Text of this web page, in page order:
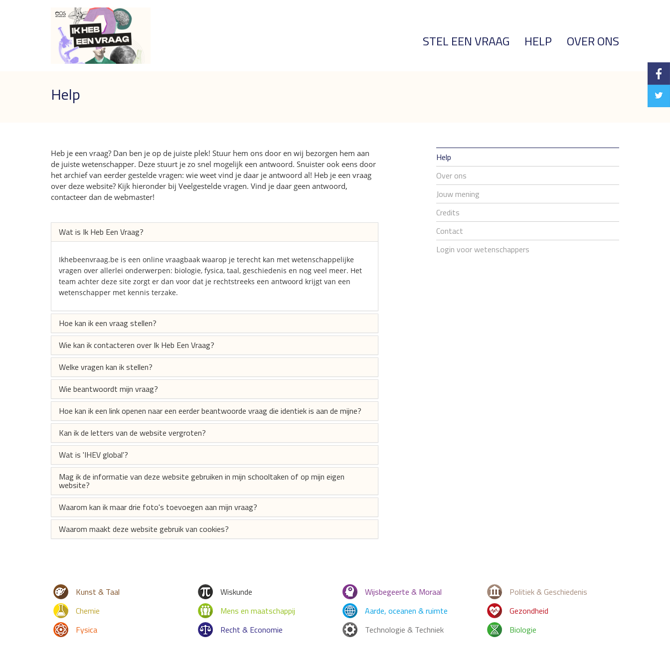
STEL EEN VRAAG HELP OVER ONS
Help
Help
Over ons
Jouw mening
Credits
Contact
Login voor wetenschappers
Heb je een vraag? Dan ben je op de juiste plek! Stuur hem ons door en wij bezorgen hem aan
de juiste wetenschapper. Deze stuurt je zo snel mogelijk een antwoord. Snuister ook eens door
het archief van eerder gestelde vragen: wie weet vind je daar je antwoord al! Heb je een vraag
over deze website? Kijk hieronder bij Veelgestelde vragen. Vind je daar geen antwoord,
contacteer dan de webmaster!
Wat is Ik Heb Een Vraag?
Ikhebeenvraag.be is een online vraagbaak waarop je terecht kan met wetenschappelijke
vragen over allerlei onderwerpen: biologie, fysica, taal, geschiedenis en nog veel meer. Het
team achter deze site zorgt er dan voor dat je rechtstreeks een antwoord krijgt van een
wetenschapper met kennis terzake.
Hoe kan ik een vraag stellen?
Wie kan ik contacteren over Ik Heb Een Vraag?
Welke vragen kan ik stellen?
Wie beantwoordt mijn vraag?
Hoe kan ik een link openen naar een eerder beantwoorde vraag die identiek is aan de mijne?
Kan ik de letters van de website vergroten?
Wat is 'IHEV global'?
Mag ik de informatie van deze website gebruiken in mijn schooltaken of op mijn eigen
website?
Waarom kan ik maar drie foto's toevoegen aan mijn vraag?
Waarom maakt deze website gebruik van cookies?
Kunst & Taal
Chemie
Fysica
Wiskunde
Mens en maatschappij
Recht & Economie
Wijsbegeerte & Moraal
Aarde, oceanen & ruimte
Technologie & Techniek
Politiek & Geschiedenis
Gezondheid
Biologie